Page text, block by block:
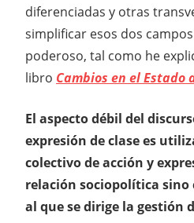
diferenciadas y otras
simplificar esos dos
poderoso, tal como he
libro Cambios en el Estado
El aspecto débil del
expresión de clase es
colectivo de acción y
relación sociopolítica
al que se dirige la gestión